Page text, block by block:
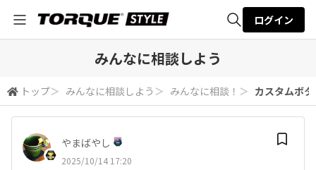
検索
ログイン
みんなに相談しよう
トップ＞ みんなに相談しよう ＞ みんなに相談！ ＞ カスタムボ
やまばやし
2025/10/14 17:20